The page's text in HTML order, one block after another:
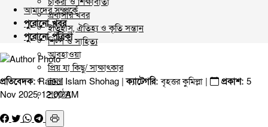
প্রবাসীর খবর
ইতিহাস, ঐতিহ্য ও কৃতি সন্তান
শিল্প ও সাহিত্য
আবহাওয়া
প্রিয় যা কিছু/ সাক্ষাৎকার
ভ্রমণ
সংগঠন
আমাদের সম্পর্কে
পুরোনো খবর
পুরোনো পত্রিকা
প্রতিবেদক:Raisul Islam Shohag |ক্যাটেগরি:বৃহত্তর কুমিল্লা | প্রকাশ: 5
Nov 2025, 12:00 AM